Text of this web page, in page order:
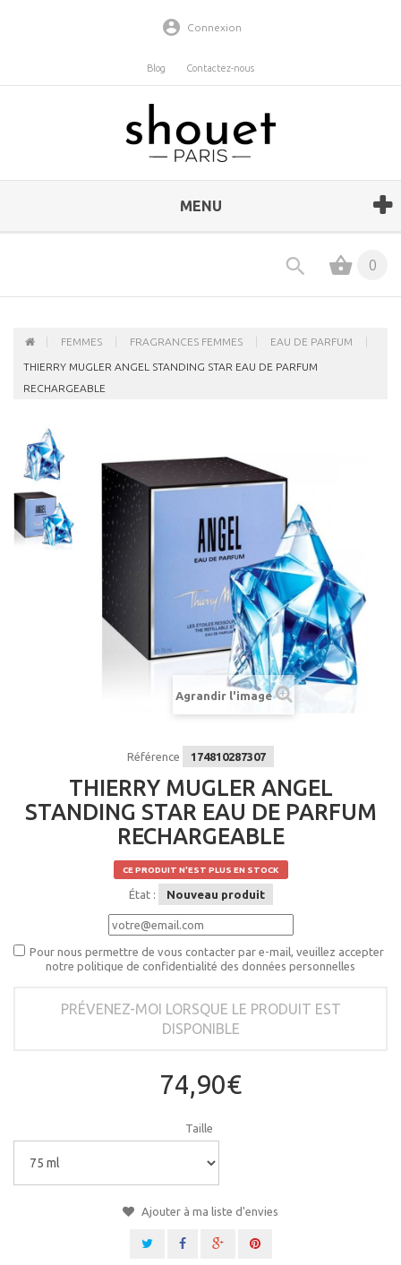
Connexion
Blog Contactez-nous
MENU
0
FEMMES FRAGRANCES FEMMES EAU DE PARFUM
THIERRY MUGLER ANGEL STANDING STAR EAU DE PARFUM
RECHARGEABLE
Agrandir l'image
Référence 174810287307
THIERRY MUGLER ANGEL
STANDING STAR EAU DE PARFUM
RECHARGEABLE
CE PRODUIT N'EST PLUS EN STOCK
État : Nouveau produit
Pour nous permettre de vous contacter par e-mail, veuillez accepter
notre politique de confidentialité des données personnelles
PRÉVENEZ-MOI LORSQUE LE PRODUIT EST
DISPONIBLE
74,90€
Taille
Ajouter à ma liste d'envies